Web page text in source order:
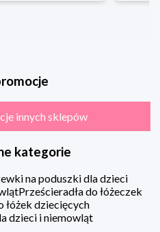
innych sklepów
kategorie
na poduszki dla dzieci
Prześcieradła do łóżeczek
łóżek dziecięcych
dzieci i niemowląt